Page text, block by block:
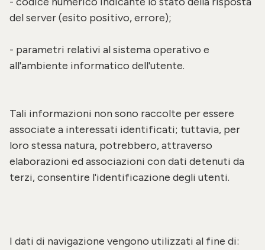
del server (esito positivo, errore);
- parametri relativi al sistema operativo e
all'ambiente informatico dell'utente.
Tali informazioni non sono raccolte per essere
associate a interessati identificati; tuttavia, per
loro stessa natura, potrebbero, attraverso
elaborazioni ed associazioni con dati detenuti da
terzi, consentire l'identificazione degli utenti.
I dati di navigazione vengono utilizzati al fine di: